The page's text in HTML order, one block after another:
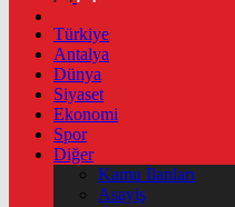
Türkiye
Antalya
Dünya
Siyaset
Ekonomi
Spor
Diğer
Kamu İlanları
Asayiş